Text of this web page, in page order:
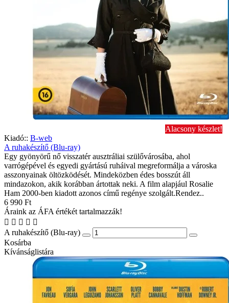
Alacsony készlet!
Kiadó:: B-web
A ruhakészítő (Blu-ray)
Egy gyönyörű nő visszatér ausztráliai szülővárosába, ahol
varrógépével és egyedi gyártású ruháival megreformálja a városka
asszonyainak öltözködését. Mindeközben édes bosszút áll
mindazokon, akik korábban ártottak neki. A film alapjául Rosalie
Ham 2000-ben kiadott azonos című regénye szolgált.Rendez..
6 990 Ft
Áraink az ÁFA értékét tartalmazzák!
A ruhakészítő (Blu-ray)
Kosárba
Kívánságlistára